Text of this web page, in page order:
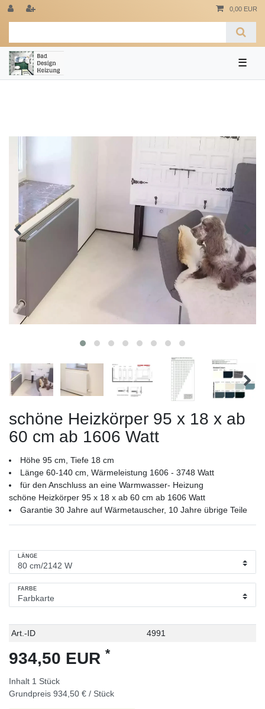
0,00 EUR
☰
schöne Heizkörper 95 x 18 x ab
60 cm ab 1606 Watt
Höhe 95 cm, Tiefe 18 cm
Länge 60-140 cm, Wärmeleistung 1606 - 3748 Watt
für den Anschluss an eine Warmwasser- Heizung
schöne Heizkörper 95 x 18 x ab 60 cm ab 1606 Watt
Garantie 30 Jahre auf Wärmetauscher, 10 Jahre übrige Teile
LÄNGE
FARBE
Technisches
Wert
Art.-ID 4991
934,50 EUR *
Inhalt 1 Stück
Grundpreis 934,50 € / Stück